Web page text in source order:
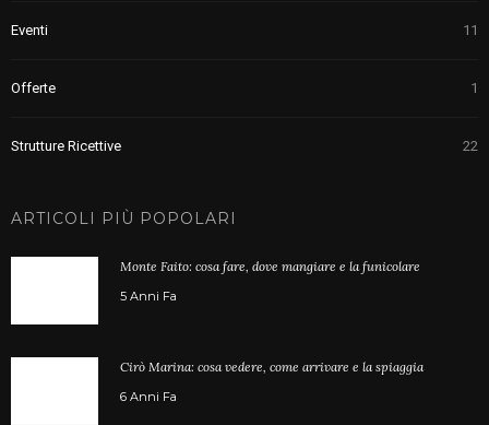
Eventi 11
Offerte 1
Strutture Ricettive 22
ARTICOLI PIÙ POPOLARI
Monte Faito: cosa fare, dove mangiare e la funicolare
5 Anni Fa
Cirò Marina: cosa vedere, come arrivare e la spiaggia
6 Anni Fa